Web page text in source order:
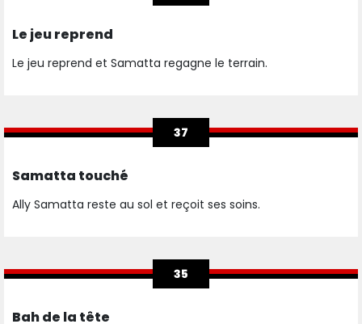
Le jeu reprend
Le jeu reprend et Samatta regagne le terrain.
37
Samatta touché
Ally Samatta reste au sol et reçoit ses soins.
35
Bah de la tête